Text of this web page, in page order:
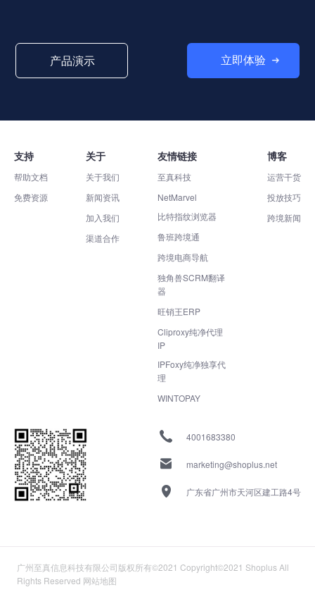
产品演示 立即体验
支持
帮助文档
免费资源
关于
关于我们
新闻资讯
加入我们
渠道合作
友情链接
至真科技
NetMarvel
比特指纹浏览器
鲁班跨境通
跨境电商导航
独角兽SCRM翻译
器
旺销王ERP
Cliproxy纯净代理
IP
IPFoxy纯净独享代
理
WINTOPAY
博客
运营干货
投放技巧
跨境新闻
4001683380
marketing@shoplus.net
广东省广州市天河区建工路4号
广州至真信息科技有限公司版权所有©2021 Copyright©2021 Shoplus All
Rights Reserved 网站地图